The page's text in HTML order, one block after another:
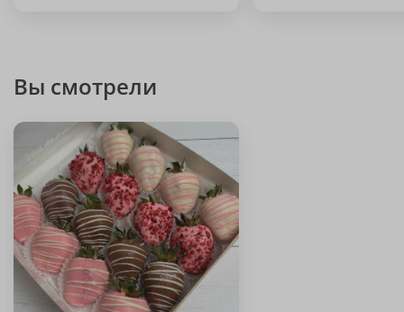
Вы смотрели